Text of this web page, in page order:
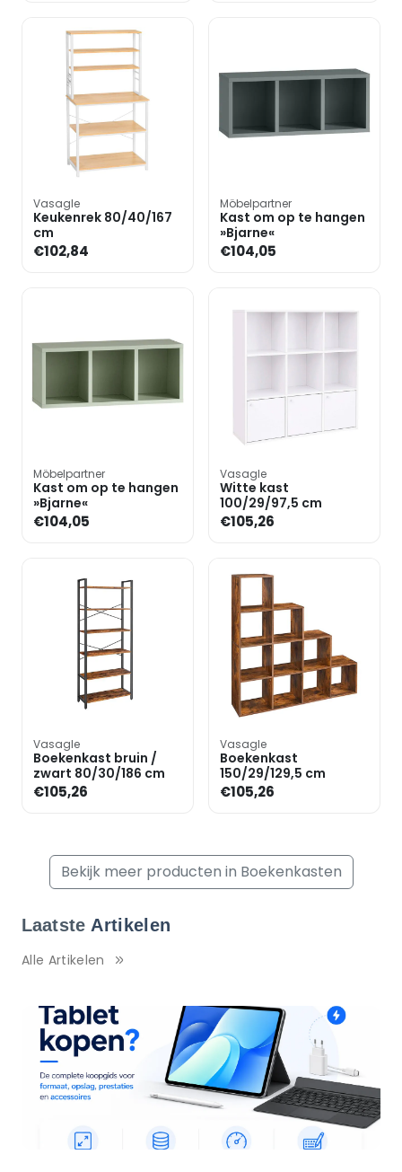
Vasagle
Keukenrek 80/40/167
cm
€102,84
Möbelpartner
Kast om op te hangen
»Bjarne«
€104,05
Möbelpartner
Kast om op te hangen
»Bjarne«
€104,05
Vasagle
Witte kast
100/29/97,5 cm
€105,26
Vasagle
Boekenkast bruin /
zwart 80/30/186 cm
€105,26
Vasagle
Boekenkast
150/29/129,5 cm
€105,26
Bekijk meer producten in Boekenkasten
Laatste Artikelen
Alle Artikelen